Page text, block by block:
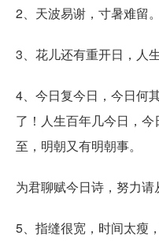
2、天波易谢，寸暑难留。
3、花儿还有重开日，人
4、今日复今日，今日何
了！人生百年几今日，
至，明朝又有明朝事。
为君聊赋今日诗，努力请
5、指缝很宽，时间太瘦